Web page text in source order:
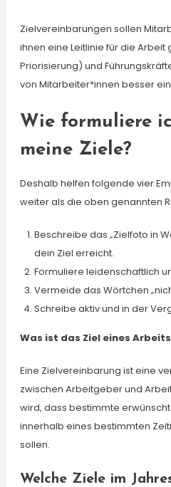
Zielvereinbarungen sollen
ihnen eine Leitlinie für die Arbeit
Priorisierung) und
von Mitarbeiter*innen besser
Wie formuliere
meine Ziele?
Deshalb helfen folgende vier
weiter als die oben genannten
Beschreibe das „Zielfoto in
dein Ziel erreicht.
Formuliere leidenschaftlich
Vermeide das Wörtchen
Schreibe aktiv und in der
Was ist das Ziel eines
Eine Zielvereinbarung ist eine
zwischen Arbeitgeber und
wird, dass bestimmte
innerhalb eines bestimmten
sollen.
Welche Ziele im